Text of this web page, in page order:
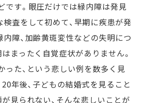
です。眼圧だけでは緑内障は発見
検査をして初めて、早期に疾患が発
内障、加齢黄斑変性などの失明につ
まったく自覚症状がありません。
った、という悲しい例を数多く見
年後、子どもの結婚式を見ること
見られない、そんな悲しいことが